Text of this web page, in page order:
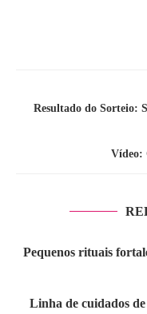
Resultado do Sorteio:
Vídeo:
Pequenos rituais
Linha de cuidados